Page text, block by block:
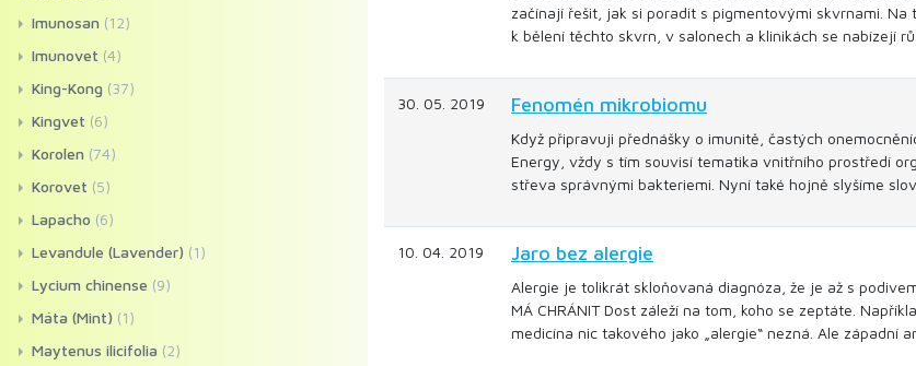
začínají řešit, jak si poradit s pigmentovými skvrnami.
k bělení těchto skvrn, v salonech a klinikách se nabízejí
30. 05. 2019 Fenomén mikrobiomu
Když připravuji přednášky o imunitě, častých
Energy, vždy s tím souvisí tematika vnitřního prostředí
střeva správnými bakteriemi. Nyní také hojně slyšíme
10. 04. 2019 Jaro bez alergie
Alergie je tolikrát skloňovaná diagnóza, že je až s
MÁ CHRÁNIT Dost záleží na tom, koho se zeptáte.
medicína nic takového jako „alergie“ nezná. Ale západní
Imunosan (12)
Imunovet (4)
King-Kong (37)
Kingvet (6)
Korolen (74)
Korovet (5)
Lapacho (6)
Levandule (Lavender) (1)
Lycium chinense (9)
Máta (Mint) (1)
Maytenus ilicifolia (2)